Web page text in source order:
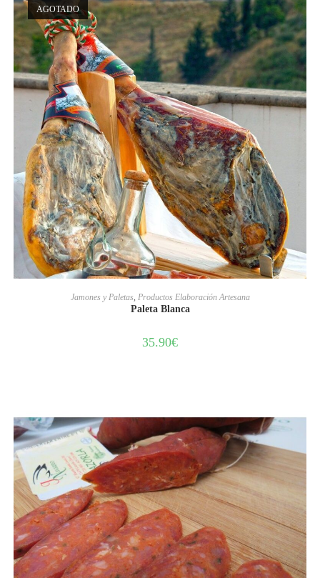
AGOTADO
LEER MÁS
Jamones y Paletas, Productos Elaboración Artesana
Paleta Blanca
35.90€